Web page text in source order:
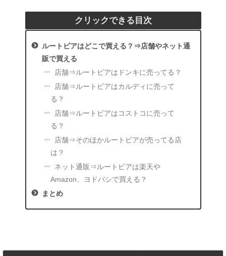
クリックできる目次
ルートビアはどこで買える？⇒店舗やネット通
販で買える
店舗⇒ルートビアはドンキに売ってる？
店舗⇒ルートビアはカルディに売って
る？
店舗⇒ルートビアはコストコに売って
る？
店舗⇒そのほかルートビアが売ってる店
は？
ネット通販⇒ルートビアは楽天や
Amazon、ヨドバシで買える？
まとめ